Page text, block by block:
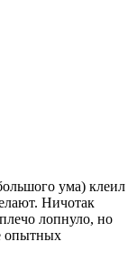
ума) клеил
Ничотак
лопнуло, но
опытных